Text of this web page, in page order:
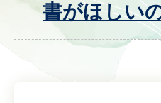
書がほしい